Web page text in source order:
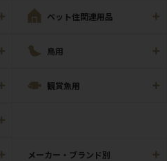
ペット住関連用品
鳥用
観賞魚用
メーカー・ブランド別